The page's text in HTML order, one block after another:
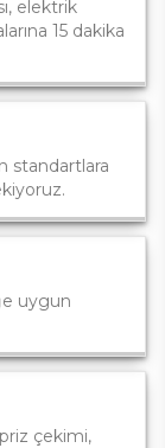
elektrik
15 dakika
standartlara
uygun
çekimi,